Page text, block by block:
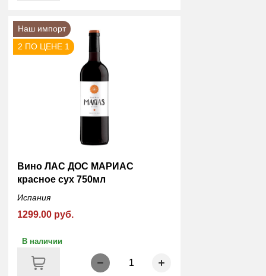
Наш импорт
2 ПО ЦЕНЕ 1
Вино ЛАС ДОС МАРИАС
красное сух 750мл
Испания
1299.00 руб.
В наличии
1